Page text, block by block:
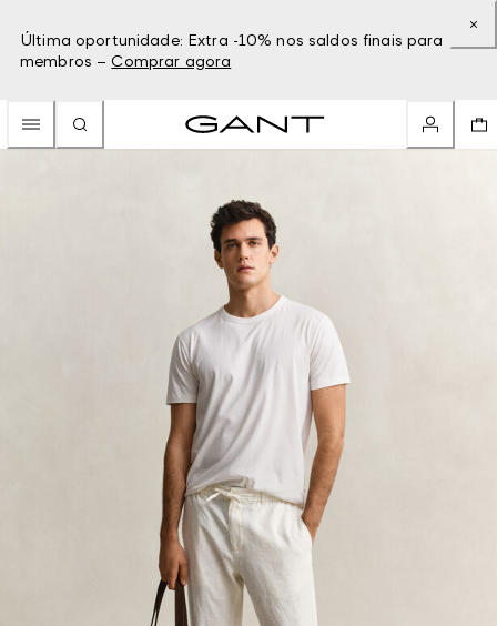
Última oportunidade: Extra -10% nos saldos finais para
membros – Comprar agora